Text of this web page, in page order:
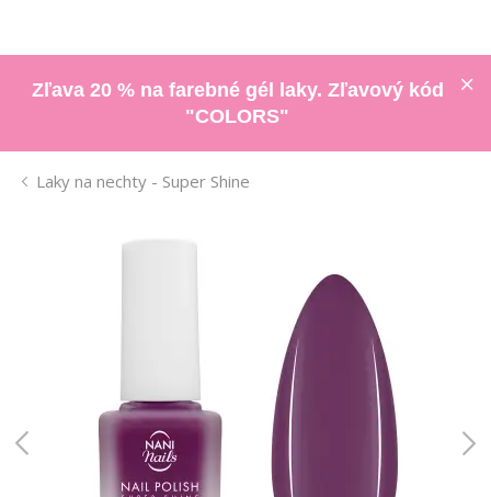
Zľava 20 % na farebné gél laky. Zľavový kód
"COLORS"
Laky na nechty - Super Shine